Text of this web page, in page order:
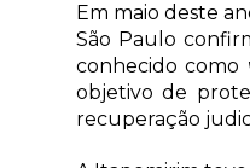
Em maio deste
São Paulo
conhecido como
objetivo de
recuperação